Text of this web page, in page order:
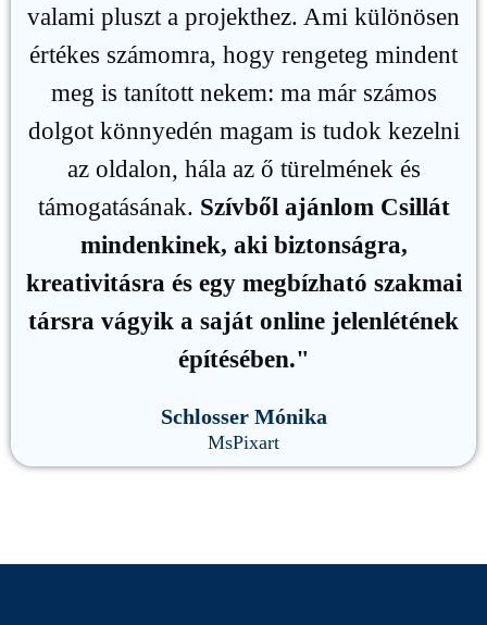
valami pluszt a projekthez. Ami különösen
értékes számomra, hogy rengeteg mindent
meg is tanított nekem: ma már számos
dolgot könnyedén magam is tudok kezelni
az oldalon, hála az ő türelmének és
támogatásának. Szívből ajánlom Csillát
mindenkinek, aki biztonságra,
kreativitásra és egy megbízható szakmai
társra vágyik a saját online jelenlétének
építésében."
Schlosser Mónika
MsPixart